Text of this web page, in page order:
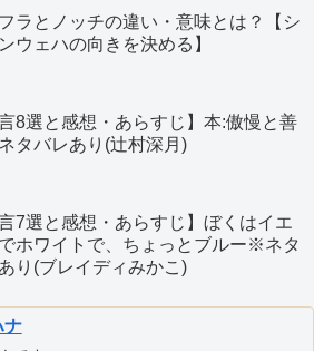
ラとノッチの違い・意味とは？【シ
ウェハの向きを決める】
言8選と感想・あらすじ】本:傲慢と善
タバレあり(辻村深月)
言7選と感想・あらすじ】ぼくはイエ
ホワイトで、ちょっとブルー※ネタ
り(ブレイディみかこ)
ナ